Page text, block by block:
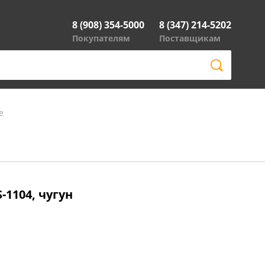
8 (908) 354-5000
Покупателям
8 (347) 214-5202
Поставщикам
1104, чугун